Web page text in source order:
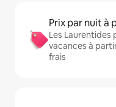
Prix par nuit à
Les Laurentides
vacances à
frais